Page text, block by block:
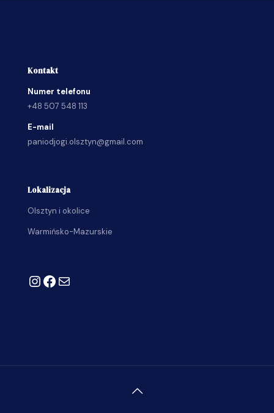
Kontakt
Numer telefonu
+48 507 548 113
E-mail
paniodjogi.olsztyn@gmail.com
Lokalizacja
Olsztyn i okolice
Warmińsko-Mazurskie
Instagram
Facebook
Mail